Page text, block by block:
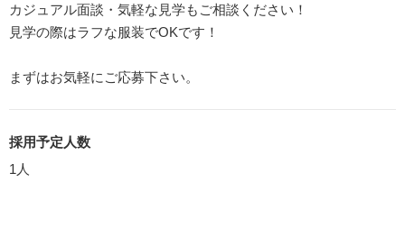
カジュアル面談・気軽な見学もご相談ください！
見学の際はラフな服装でOKです！
まずはお気軽にご応募下さい。
採用予定人数
1人